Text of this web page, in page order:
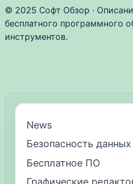
© 2025 Софт Обзор ·
бесплатного программного
инструментов.
News
Безопасность данных
Бесплатное ПО